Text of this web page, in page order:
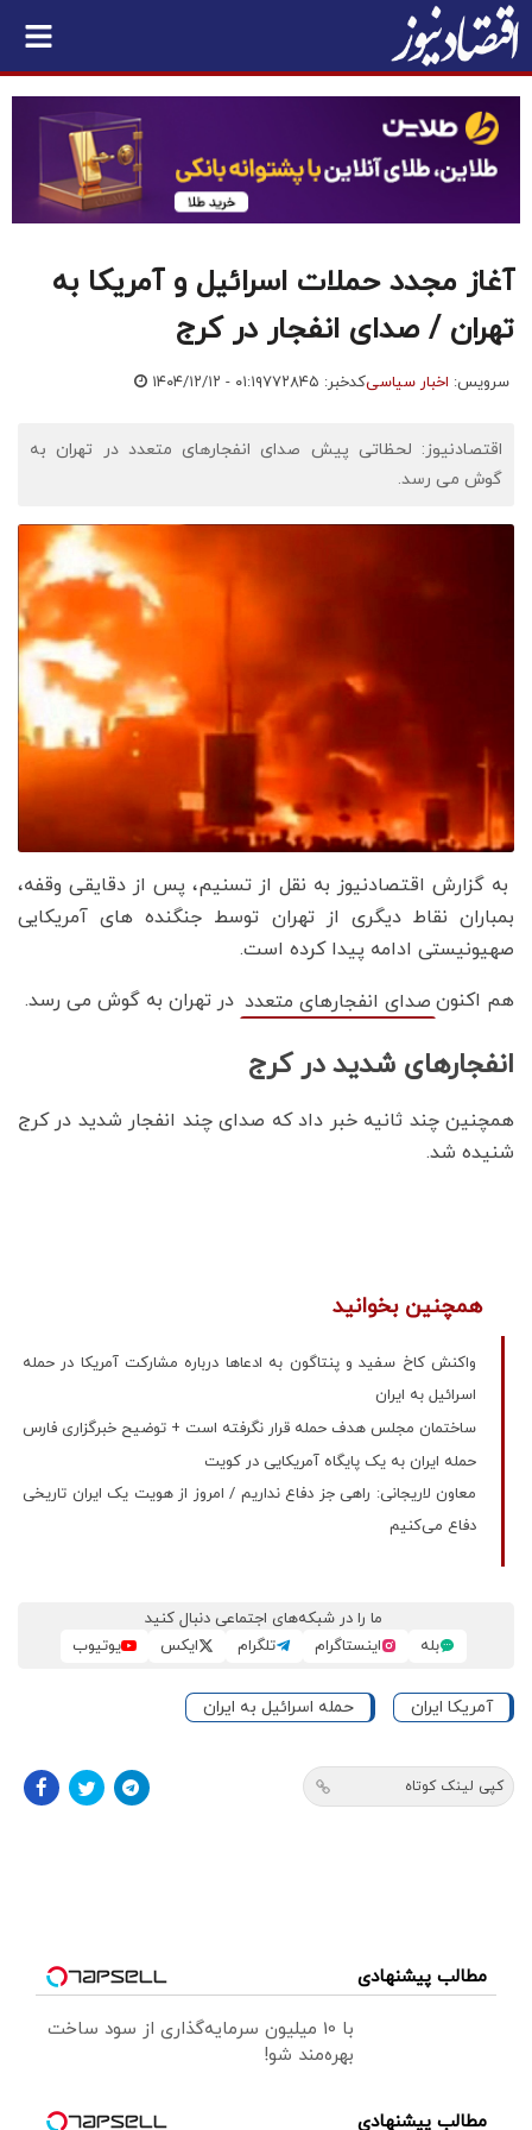
آغاز مجدد حملات اسرائیل و آمریکا به
تهران / صدای انفجار در کرج
سرویس: اخبار سیاسیکدخبر: ۷۷۲۸۴۵ ۱۴۰۴/۱۲/۱۲ - ۰۱:۱۹
اقتصادنیوز: لحظاتی پیش صدای انفجارهای متعدد در تهران به
گوش می رسد.
به گزارش اقتصادنیوز به نقل از تسنیم، پس از دقایقی وقفه،
بمباران نقاط دیگری از تهران توسط جنگنده های آمریکایی
صهیونیستی ادامه پیدا کرده است.
هم اکنون صدای انفجارهای متعدد در تهران به گوش می رسد.
انفجارهای شدید در کرج
همچنین چند ثانیه خبر داد که صدای چند انفجار شدید در کرج
شنیده شد.
همچنین بخوانید
واکنش کاخ سفید و پنتاگون به ادعاها درباره مشارکت آمریکا در حمله
اسرائیل به ایران
ساختمان مجلس هدف حمله قرار نگرفته است + توضیح خبرگزاری فارس
حمله ایران به یک پایگاه آمریکایی در کویت
معاون لاریجانی: راهی جز دفاع نداریم / امروز از هویت یک ایران تاریخی
دفاع می‌کنیم
ما را در شبکه‌های اجتماعی دنبال کنید
بله
اینستاگرام تلگرام ایکس یوتیوب
آمریکا ایران حمله اسرائیل به ایران
کپی لینک کوتاه
مطالب پیشنهادی
با 10 میلیون سرمایه‌گذاری از سود ساخت
بهره‌مند شو!
مطالب پیشنهادی